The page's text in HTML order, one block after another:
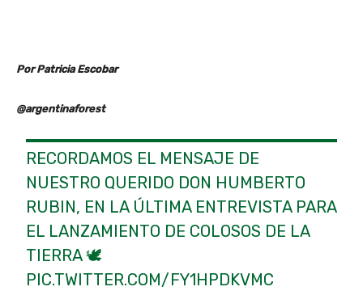
Por Patricia Escobar
@argentinaforest
RECORDAMOS EL MENSAJE DE
NUESTRO QUERIDO DON HUMBERTO
RUBIN, EN LA ÚLTIMA ENTREVISTA PARA
EL LANZAMIENTO DE COLOSOS DE LA
TIERRA 🕊️
PIC.TWITTER.COM/FY1HPDKVMC